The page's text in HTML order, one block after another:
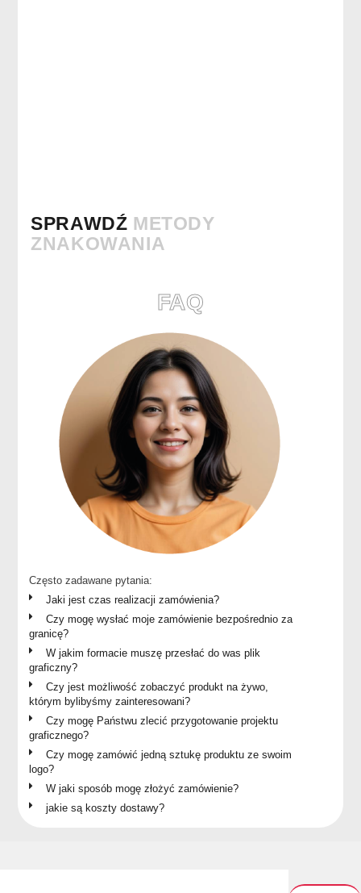
SPRAWDŹ METODY
ZNAKOWANIA
FAQ
Często zadawane pytania:
Jaki jest czas realizacji zamówienia?
Czy mogę wysłać moje zamówienie bezpośrednio za
granicę?
W jakim formacie muszę przesłać do was plik
graficzny?
Czy jest możliwość zobaczyć produkt na żywo,
którym bylibyśmy zainteresowani?
Czy mogę Państwu zlecić przygotowanie projektu
graficznego?
Czy mogę zamówić jedną sztukę produktu ze swoim
logo?
W jaki sposób mogę złożyć zamówienie?
jakie są koszty dostawy?